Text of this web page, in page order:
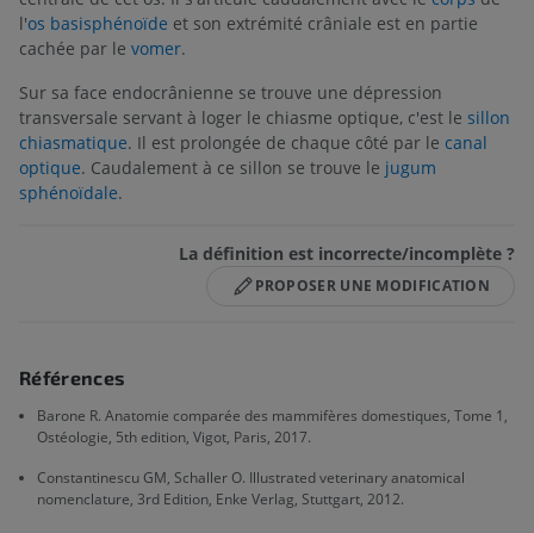
l'os basisphénoïde et son extrémité crâniale est en partie
cachée par le vomer.
Sur sa face endocrânienne se trouve une dépression
transversale servant à loger le chiasme optique, c'est le sillon
chiasmatique. Il est prolongée de chaque côté par le canal
optique. Caudalement à ce sillon se trouve le jugum
sphénoïdale.
La définition est incorrecte/incomplète ?
PROPOSER UNE MODIFICATION
Références
Barone R. Anatomie comparée des mammifères domestiques, Tome 1,
Ostéologie, 5th edition, Vigot, Paris, 2017.
Constantinescu GM, Schaller O. Illustrated veterinary anatomical
nomenclature, 3rd Edition, Enke Verlag, Stuttgart, 2012.